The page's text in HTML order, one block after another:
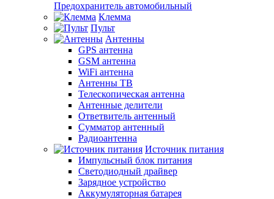
Предохранитель автомобильный
Клемма
Пульт
Антенны
GPS антенна
GSM антенна
WiFi антенна
Антенны ТВ
Телескопическая антенна
Антенные делители
Ответвитель антенный
Сумматор антенный
Радиоантенна
Источник питания
Импульсный блок питания
Светодиодный драйвер
Зарядное устройство
Аккумуляторная батарея